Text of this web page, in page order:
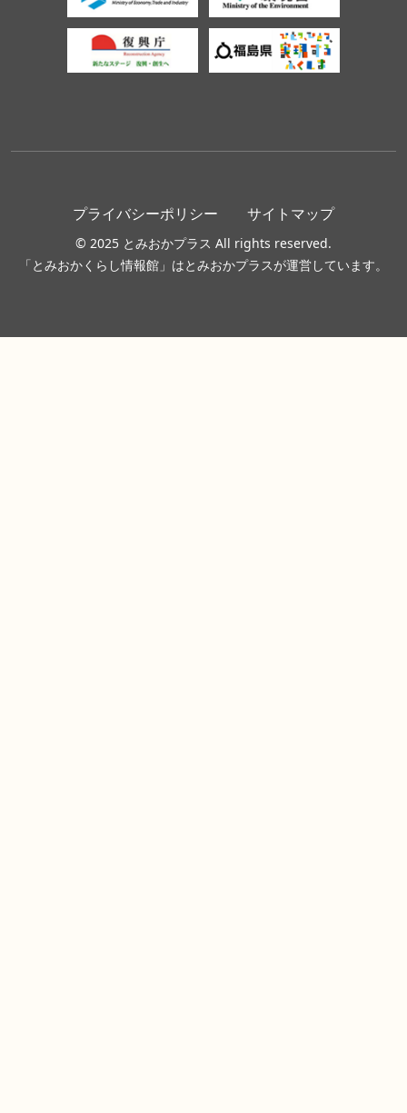
© 2025 とみおかプラス All rights reserved.
「とみおかくらし情報館」はとみおかプラスが運営しています。
プライバシーポリシー サイトマップ